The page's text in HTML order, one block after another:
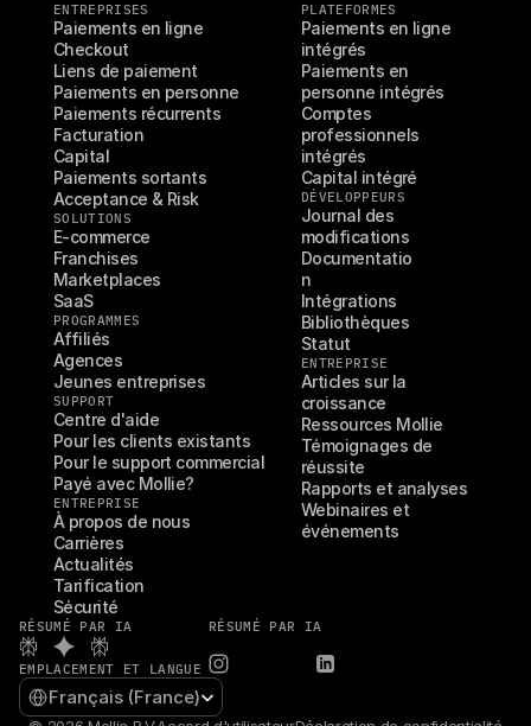
ENTREPRISES
Paiements en ligne
Checkout
Liens de paiement
Paiements en personne
Paiements récurrents
Facturation
Capital
Paiements sortants
Acceptance & Risk
SOLUTIONS
E-commerce
Franchises
Marketplaces
SaaS
PROGRAMMES
Affiliés
Agences
Jeunes entreprises
SUPPORT
Centre d'aide
Pour les clients existants
Pour le support commercial
Payé avec Mollie?
ENTREPRISE
À propos de nous
Carrières
Actualités
Tarification
Sécurité
PLATEFORMES
Paiements en ligne
intégrés
Paiements en
personne intégrés
Comptes
professionnels
intégrés
Capital intégré
DÉVELOPPEURS
Journal des
modifications
Documentatio
n
Intégrations
Bibliothèques
Statut
ENTREPRISE
Articles sur la
croissance
Ressources Mollie
Témoignages de
réussite
Rapports et analyses
Webinaires et
événements
RÉSUMÉ PAR IA RÉSUMÉ PAR IA
EMPLACEMENT ET LANGUE
Select Language
Français (France)